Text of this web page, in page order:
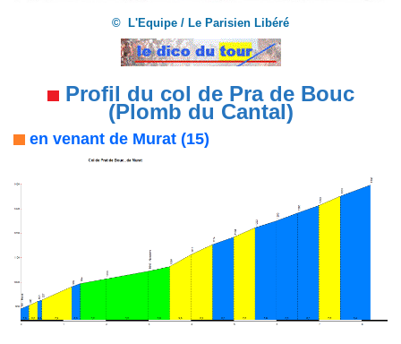
© L'Equipe / Le Parisien Libéré
Profil du col de Pra de Bouc
(Plomb du Cantal)
en venant de Murat (15)